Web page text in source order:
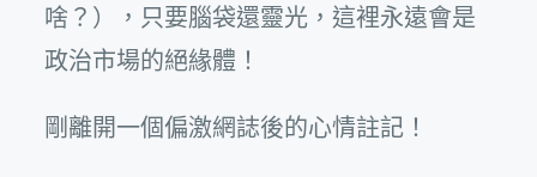
啥？），只要腦袋還靈光，這裡永遠會是
政治市場的絕緣體！
剛離開一個偏激網誌後的心情註記！